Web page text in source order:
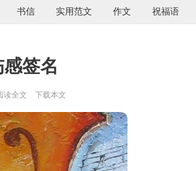
书信 实用范文 作文 祝福语
签名
读全文 下载本文